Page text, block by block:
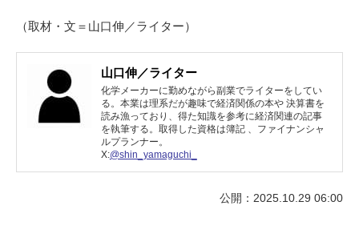
（取材・文＝山口伸／ライター）
山口伸／ライター
化学メーカーに勤めながら副業でライターをしてい
る。本業は理系だが趣味で経済関係の本や 決算書を
読み漁っており、得た知識を参考に経済関連の記事
を執筆する。取得した資格は簿記 、ファイナンシャ
ルプランナー。
X:@shin_yamaguchi_
公開：2025.10.29 06:00